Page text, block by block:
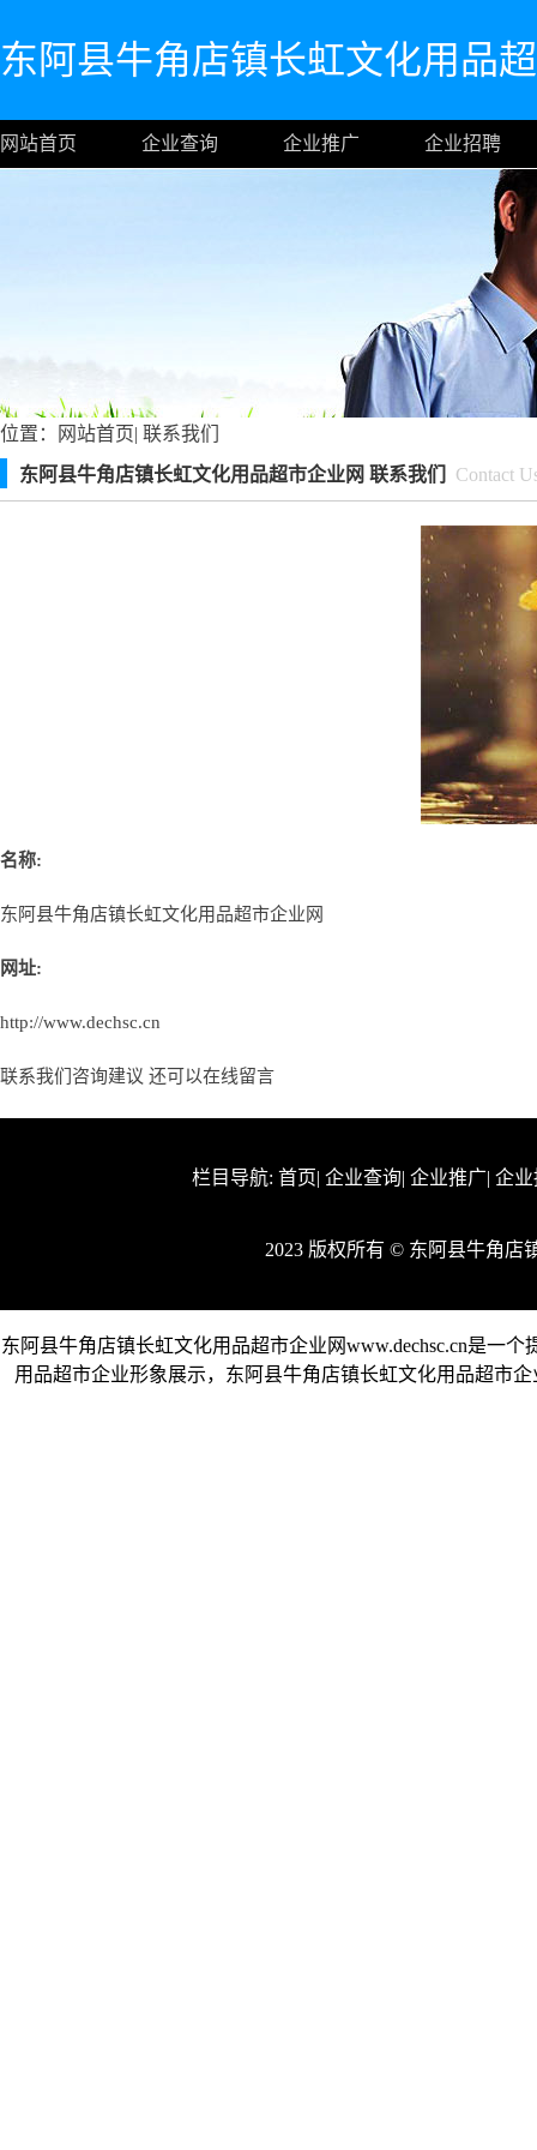
东阿县牛角店镇长虹文化用品
网站首页 企业查询 企业推广 企业招聘
位置： 网站首页| 联系我们
东阿县牛角店镇长虹文化用品超市企业网 联系我们
Contact
名称:
东阿县牛角店镇长虹文化用品超市企业网
网址:
http://www.dechsc.cn
联系我们咨询建议 还可以在线留言
栏目导航: 首页| 企业查询| 企业推广| 企
2023 版权所有 © 东阿县牛角
东阿县牛角店镇长虹文化用品超市企业网www.dechsc.cn是一
用品超市企业形象展示，东阿县牛角店镇长虹文化用品超市